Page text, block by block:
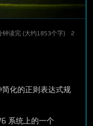
钟读完 (大约1853个字) 205
化的正则表达式规
系统上的一个